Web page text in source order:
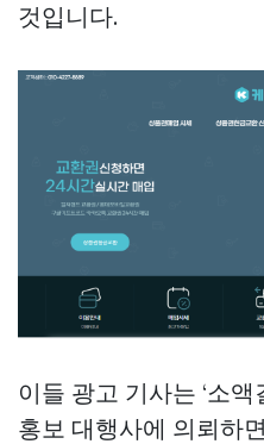
것입니다.
이들 광고 기사는 ‘소
홍보 대행사에 의뢰하